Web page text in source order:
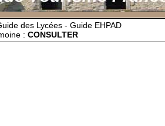
des Lycées - Guide EHPAD
: CONSULTER